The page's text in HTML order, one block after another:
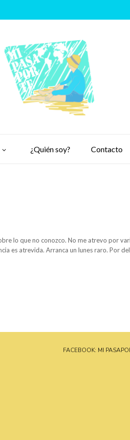
¿Quién soy? Contacto
lo que no conozco. No me atrevo por
es atrevida. Arranca un lunes raro. Por
FACEBOOK: MI